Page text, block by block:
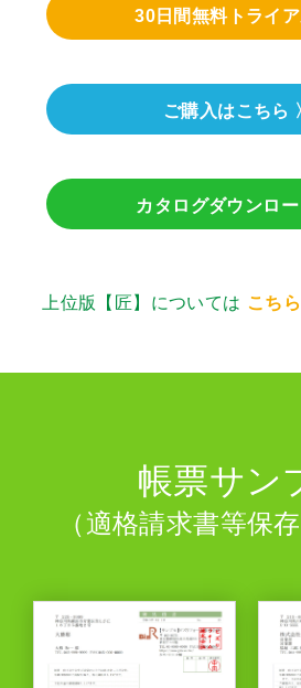
30日間無料トライア
ご購入はこちら
カタログダウンロー
上位版【匠】については こちら
帳票サン
（適格請求書等保